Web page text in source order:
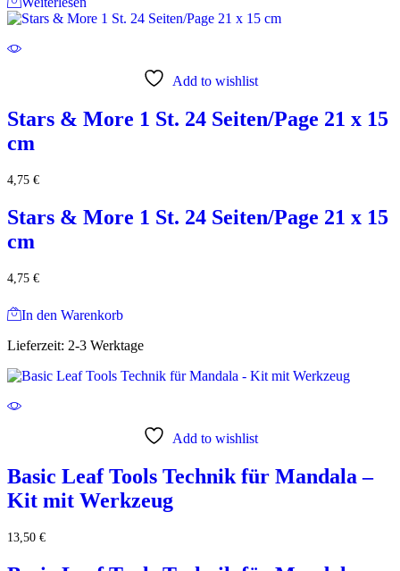
Add to wishlist
Stars & More 1 St. 24 Seiten/Page 21 x 15
cm
4,75 €
Stars & More 1 St. 24 Seiten/Page 21 x 15
cm
4,75 €
In den Warenkorb
Lieferzeit: 2-3 Werktage
Add to wishlist
Basic Leaf Tools Technik für Mandala –
Kit mit Werkzeug
13,50 €